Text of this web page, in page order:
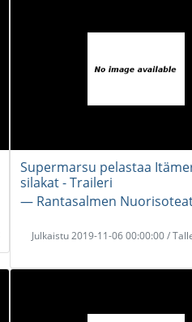
Supermarsu pelastaa
silakat - Traileri
― Rantasalmen
Julkaistu 2019-11-06 00:00:00 /